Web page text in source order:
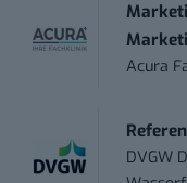
Acura
DVGW